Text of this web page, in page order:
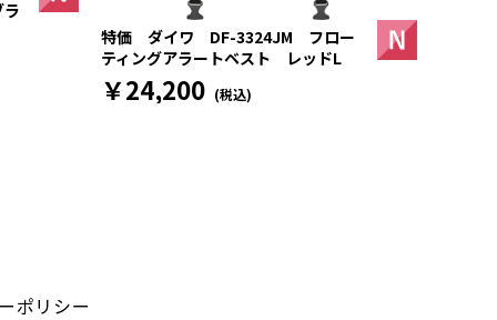
特価 ダイワ DF-3324JM フロー
ティングアラートベスト レッドL
￥24,200 (税込)
ポリシー